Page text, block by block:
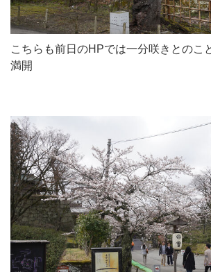
こちらも前日のHPでは一分咲きとのこ
満開